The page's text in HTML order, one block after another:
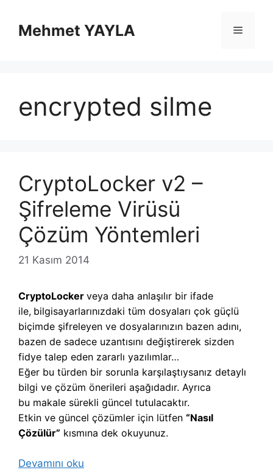
Mehmet YAYLA Menü
encrypted silme
CryptoLocker v2 –
Şifreleme Virüsü
Çözüm Yöntemleri
21 Kasım 2014
CryptoLocker veya daha anlaşılır bir ifade
ile, bilgisayarlarınızdaki tüm dosyaları çok güçlü
biçimde şifreleyen ve dosyalarınızın bazen adını,
bazen de sadece uzantısını değiştirerek sizden
fidye talep eden zararlı yazılımlar…
Eğer bu türden bir sorunla karşılaştıysanız detaylı
bilgi ve çözüm önerileri aşağıdadır. Ayrıca
bu makale sürekli güncel tutulacaktır.
Etkin ve güncel çözümler için lütfen “Nasıl
Çözülür” kısmına dek okuyunuz.
Devamını oku